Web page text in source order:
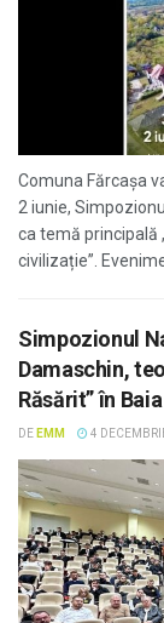
Comuna Fărcașa
2 iunie,
ca temă principală
civilizație”.
Simpozionul
Damaschin,
Răsărit” în
DE EMM 4